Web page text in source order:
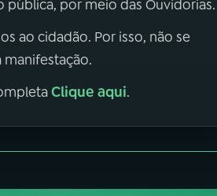
por meio das Ouvidorias.
ao cidadão. Por isso, não se
Clique aqui.